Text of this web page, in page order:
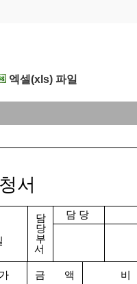
엑셀(xls) 파일
서
담
당
부
서
담 당
금 액